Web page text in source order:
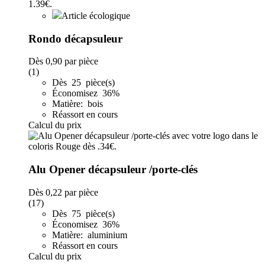
Article écologique
Rondo décapsuleur
Dès 0,90 par pièce
(1)
Dès 25 pièce(s)
Économisez 36%
Matière: bois
Réassort en cours
Calcul du prix
Alu Opener décapsuleur /porte-clés
Dès 0,22 par pièce
(17)
Dès 75 pièce(s)
Économisez 36%
Matière: aluminium
Réassort en cours
Calcul du prix